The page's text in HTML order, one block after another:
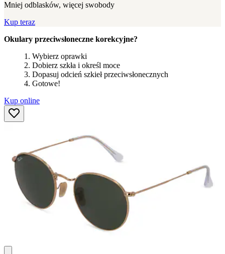
Mniej odblasków, więcej swobody
Kup teraz
Okulary przeciwsłoneczne korekcyjne?
Wybierz oprawki
Dobierz szkła i określ moce
Dopasuj odcień szkieł przeciwsłonecznych
Gotowe!
Kup online